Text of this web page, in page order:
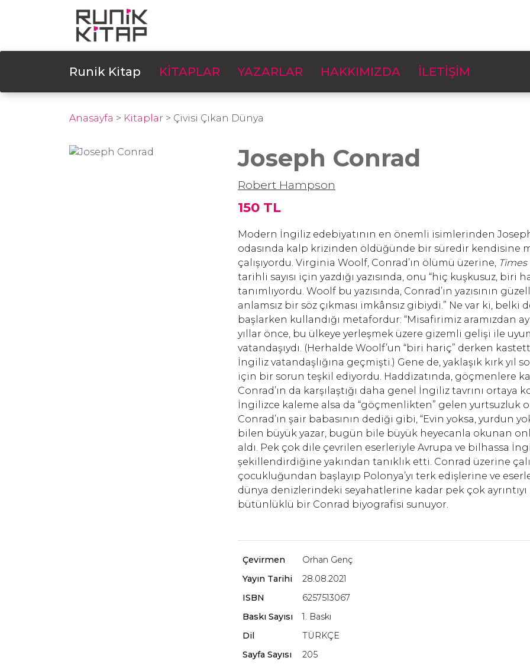
Runik Kitap KİTAPLAR YAZARLAR HAKKIMIZDA İLETİŞİM
Anasayfa > Kitaplar > Çivisi Çıkan Dünya
Joseph Conrad
Robert Hampson
150 TL
Modern İngiliz edebiyatının en önemli isimlerinden Joseph
odasında kalp krizinden öldüğünde bir süredir kendisine
çalışıyordu. Virginia Woolf, Conrad’ın ölümü üzerine,
tarihli sayısı için yazdığı yazısında, onu “hiç kuşkusuz,
tanımlıyordu. Woolf bu yazısında, Conrad’ın yazısının
anlamsız bir söz çıkması imkânsız gibiydi.” Ne var ki, belki
başlarken kullandığı metafordur: “Misafirimiz aramızdan
yıllar önce, bu ülkeye yerleşmek üzere gizemli gelişi ile
vatandaşıydı. (Herhalde Woolf’un “biri hariç” derken
İngiliz vatandaşlığına geçmişti.) Gene de, yaklaşık kırk yıl
için bir sorun teşkil ediyordu. Haddizatında, göçmenlere
Conrad’ın da karşılaştığı daha genel İngiliz tavrını
İngilizce kaleme alsa da “göçmenlikten” gelen yurtsuzluk
Conrad’ın şair babasının dediği gibi, “Evin yoksa, yurdun
bilen büyük yazar, bugün bile büyük heyecanla okunan
aldı. Pek çok dile çevrilen eserleriyle Avrupa ve bilhassa
şekillendirdiğine yakından tanıklık etti. Conrad üzerine
çocukluğundan başlayıp Polonya’yı terk edişlerine ve
dünya denizlerindeki seyahatlerine kadar pek çok
bütünlüklü bir Conrad biyografisi sunuyor.
Çevirmen
Orhan Genç
Yayın Tarihi
28.08.2021
ISBN
6257513067
Baskı Sayısı
1. Baskı
Dil
TÜRKÇE
Sayfa Sayısı
205